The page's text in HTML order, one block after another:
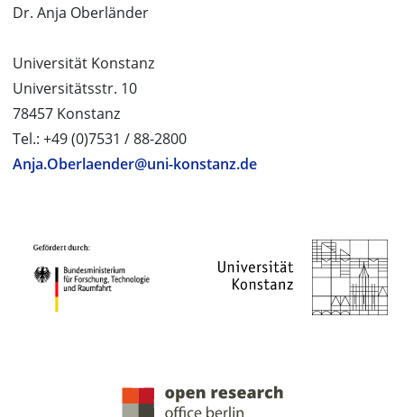
Dr. Anja Oberländer
Universität Konstanz
Universitätsstr. 10
78457 Konstanz
Tel.: +49 (0)7531 / 88-2800
Anja.Oberlaender@uni-konstanz.de